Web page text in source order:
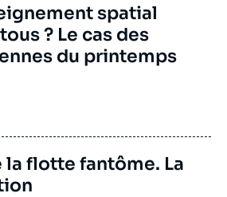
spatial
? Le cas des
du printemps
flotte fantôme. La